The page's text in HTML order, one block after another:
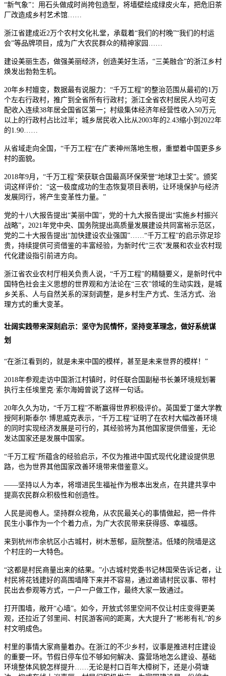
“新气象”：用石头做成时尚挎包造型，将墙壁绘成绿皮火车，把危旧茶
厂改造成乡村艺术馆……
浙江省建成近2万个农村文化礼堂，承载着“我们的村晚”“我们的村运
会”等品牌项目，成为广大农民群众的精神家园……
建设美丽生态，做强美丽经济，创造美好生活，“三美融合”的浙江乡村
焕发出勃勃生机。
20年乡村嬗变，数据最有说服力：“千万工程”的整治范围从最初的1万
个左右行政村，推广到全省所有行政村；浙江全省农村居民人均可支
配收入连续38年居全国省区第一；村级集体经济年经营性收入50万元
以上的行政村占比过半；城乡居民收入比从2003年的2.43缩小到2022年
的1.90……
从省域走向全国，“千万工程”在广袤神州落地生根，重塑着中国更多乡
村的面貌。
2018年9月，“千万工程”荣获联合国最高环保荣誉“地球卫士奖”。颁奖
词这样评价：“这一极度成功的生态恢复项目表明，让环境保护与经济
发展同行，将产生变革性力量。”
党的十八大报告提出“美丽中国”，党的十九大报告提出“实施乡村振兴
战略”，2021年党中央、国务院提出高质量发展建设共同富裕示范区，
党的二十大报告提出“加快建设农业强国”……“千万工程”的启示弥足珍
贵，持续提供可资借鉴的丰富经验，为新时代“三农”发展和农业农村现
代化建设指引前进方向。
浙江省农业农村厅相关负责人说，“千万工程”的精髓要义，是新时代中
国特色社会主义思想的世界观和方法论在“三农”领域的生动实践，是城
乡关系、人与自然关系的深刻调整，是乡村生产方式、生活方式、治
理方式的重大变革。
壮阔实践带来深刻启示：坚守为民情怀，坚持变革理念，做好系统谋
划
“在浙江看到的，就是未来中国的模样，甚至是未来世界的模样！”
2018年参观走访中国浙江村镇时，时任联合国副秘书长兼环境规划署
执行主任埃里克·索尔海姆曾说了这样一句话。
20年久久为功，“千万工程”不断赢得世界积极评价。英国爱丁堡大学教
授阿利斯泰尔·博思威克表示，“千万工程”证明了在农村大幅改善环境
的同时实现经济发展是可行的，其经验将为其他国家提供借鉴，无论
发达国家还是发展中国家。
“千万工程”所蕴含的经验启示，不仅为推进中国式现代化建设提供思
路，也为世界其他国家改善环境带来借鉴意义。
——坚持以人为本，将增进民生福祉作为根本出发点，在共建共享中
提高农民群众积极性和创造性。
人民是阅卷人。坚持群众视角，从农民最关心的事情做起，把一件件
民生小事作为一个个着力点，为广大农民带来获得感、幸福感。
来到杭州市余杭区小古城村，树木葱郁，庭院整洁。低矮的院墙是这
个村庄的一大特色。
“这都是村民商量出来的结果。”小古城村党委书记林国荣告诉记者，让
村民将花钱建好的高围墙降下来并不容易，通过邀请村民议事、带村
民出去参观等方式，一户一户做工作，最终大家一致通过。
打开围墙，敞开“心墙”。如今，开放式邻里空间不仅让村庄变得更美
观，还拉近了邻里间、村民游客间的距离，大大提升了“彬彬有礼”的乡
村文明成色。
村里的事情大家商量着办。在浙江的不少乡村，议事是推进村庄建设
的重要一环。节假日停车位不够如何解决、露营场地怎么建设、基础
环境整体风貌怎样提升……无论是村口百年大樟树下，还是小荷塘